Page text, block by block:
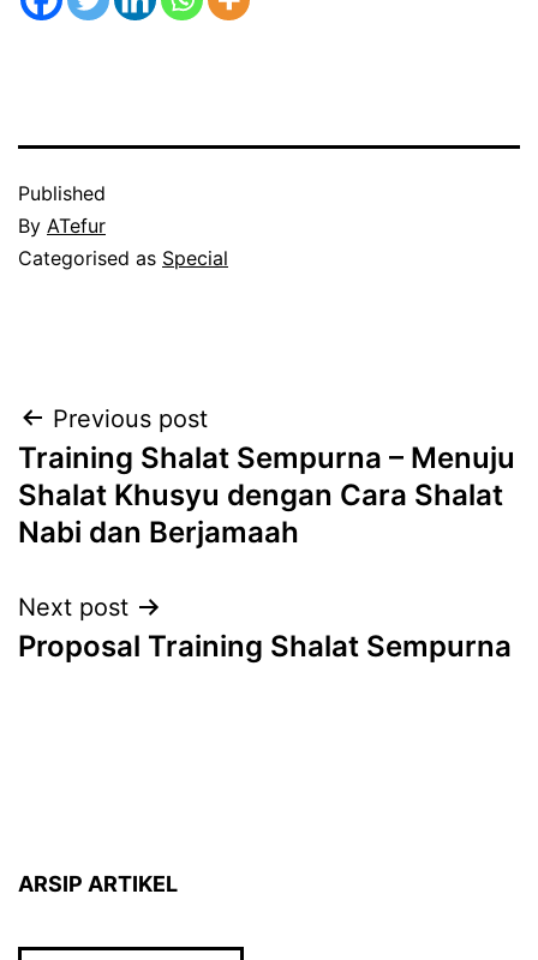
Published
By ATefur
Categorised as Special
Post
navigation
Previous post
Training Shalat Sempurna – Menuju
Shalat Khusyu dengan Cara Shalat
Nabi dan Berjamaah
Next post
Proposal Training Shalat Sempurna
ARSIP ARTIKEL